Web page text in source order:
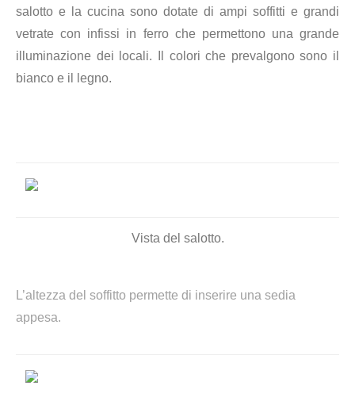
salotto e la cucina sono dotate di ampi soffitti e grandi
vetrate con infissi in ferro che permettono una grande
illuminazione dei locali. Il colori che prevalgono sono il
bianco e il legno.
Vista del salotto.
L’altezza del soffitto permette di inserire una sedia
appesa.